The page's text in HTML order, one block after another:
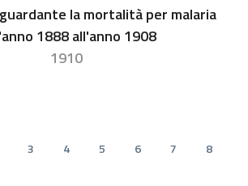
la mortalità per malaria
1888 all'anno 1908
1910
3 4 5 6 7
8